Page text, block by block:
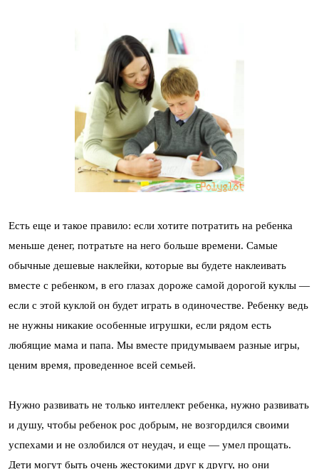
Есть еще и такое правило: если хотите потратить на ребенка
меньше денег, потратьте на него больше времени. Самые
обычные дешевые наклейки, которые вы будете наклеивать
вместе с ребенком, в его глазах дороже самой дорогой куклы —
если с этой куклой он будет играть в одиночестве. Ребенку ведь
не нужны никакие особенные игрушки, если рядом есть
любящие мама и папа. Мы вместе придумываем разные игры,
ценим время, проведенное всей семьей.
Нужно развивать не только интеллект ребенка, нужно развивать
и душу, чтобы ребенок рос добрым, не возгордился своими
успехами и не озлобился от неудач, и еще — умел прощать.
Дети могут быть очень жестокими друг к другу, но они